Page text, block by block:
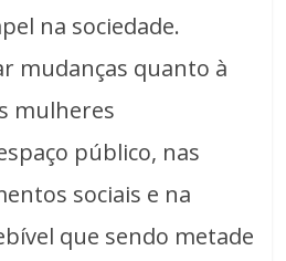
na sociedade.
mudanças quanto à
mulheres
público, nas
sociais e na
que sendo metade